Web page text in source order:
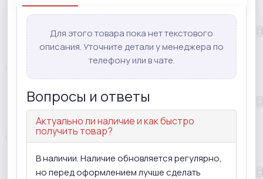
Для этого товара пока нет текстового
описания. Уточните детали у менеджера по
телефону или в чате.
Вопросы и ответы
Актуально ли наличие и как быстро
получить товар?
В наличии. Наличие обновляется регулярно,
но перед оформлением лучше сделать